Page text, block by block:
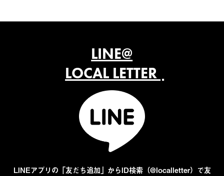
LINE@
LOCAL LETTER
LINEアプリの「友だち追加」からID検索（@localletter）で友